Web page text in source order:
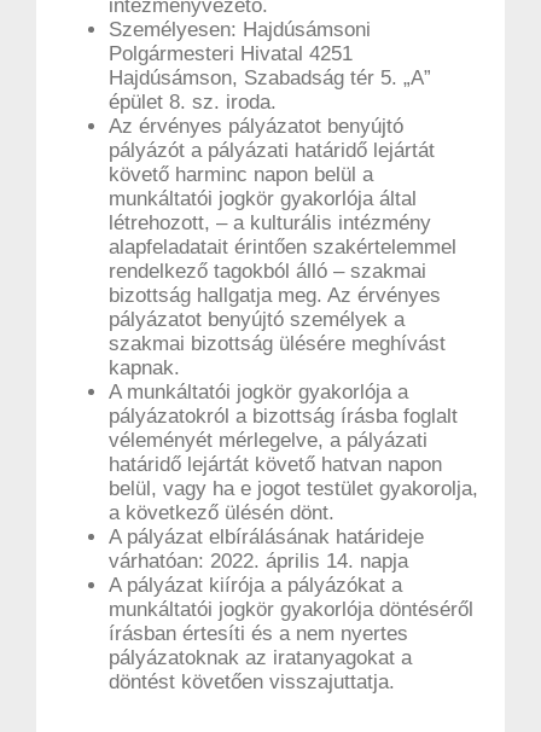
intézményvezető.
Személyesen: Hajdúsámsoni
Polgármesteri Hivatal 4251
Hajdúsámson, Szabadság tér 5. „A”
épület 8. sz. iroda.
Az érvényes pályázatot benyújtó
pályázót a pályázati határidő lejártát
követő harminc napon belül a
munkáltatói jogkör gyakorlója által
létrehozott, – a kulturális intézmény
alapfeladatait érintően szakértelemmel
rendelkező tagokból álló – szakmai
bizottság hallgatja meg. Az érvényes
pályázatot benyújtó személyek a
szakmai bizottság ülésére meghívást
kapnak.
A munkáltatói jogkör gyakorlója a
pályázatokról a bizottság írásba foglalt
véleményét mérlegelve, a pályázati
határidő lejártát követő hatvan napon
belül, vagy ha e jogot testület gyakorolja,
a következő ülésén dönt.
A pályázat elbírálásának határideje
várhatóan: 2022. április 14. napja
A pályázat kiírója a pályázókat a
munkáltatói jogkör gyakorlója döntéséről
írásban értesíti és a nem nyertes
pályázatoknak az iratanyagokat a
döntést követően visszajuttatja.